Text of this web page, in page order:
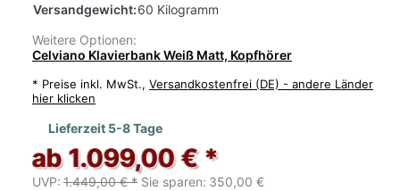
Versandgewicht:60 Kilogramm
Weitere Optionen:
Celviano Klavierbank Weiß Matt, Kopfhörer
* Preise inkl. MwSt., Versandkostenfrei (DE) - andere Länder
hier klicken
Lieferzeit 5-8 Tage
ab 1.099,00 € *
UVP: 1.449,00 € * Sie sparen: 350,00 €